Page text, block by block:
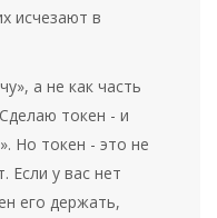
исчезают в
а не как часть
токен - и
Но токен - это не
Если у вас нет
его держать,